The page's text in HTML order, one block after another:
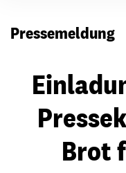
Pressemeldung
Brot